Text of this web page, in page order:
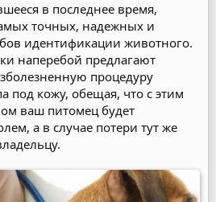
в последнее время,
точных, надежных и
идентификации животного.
наперебой предлагают
процедуру
под кожу, обещая, что с этим
ваш питомец будет
а в случае потери тут же